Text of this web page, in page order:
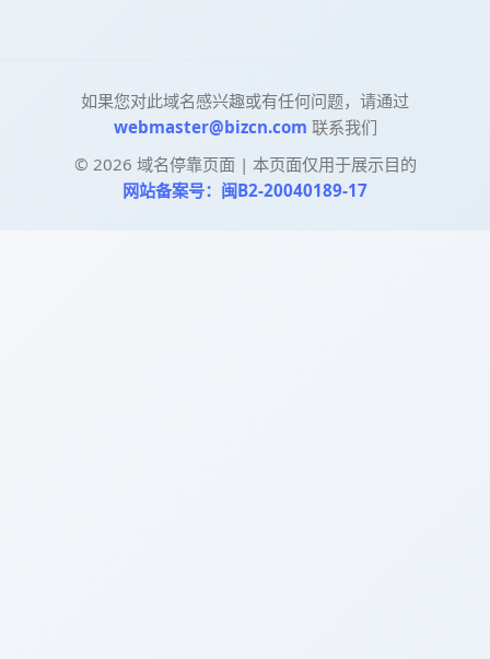
如果您对此域名感兴趣或有任何问题，请通过
webmaster@bizcn.com 联系我们
© 2026 域名停靠页面 | 本页面仅用于展示目的
网站备案号：闽B2-20040189-17